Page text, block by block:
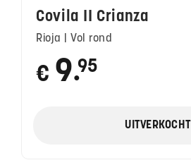
Covila II Crianza
Rioja | Vol rond
€ 9●
95
UITVERKOCHT